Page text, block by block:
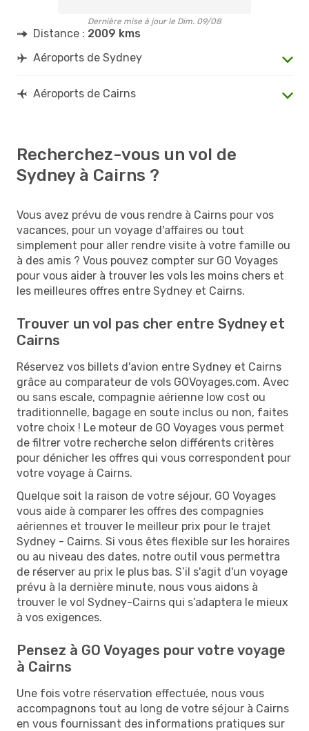
Dernière mise à jour le Dim. 09/08
Distance : 2009 kms
Aéroports de Sydney
Aéroports de Cairns
Recherchez-vous un vol de
Sydney à Cairns ?
Vous avez prévu de vous rendre à Cairns pour vos
vacances, pour un voyage d'affaires ou tout
simplement pour aller rendre visite à votre famille ou
à des amis ? Vous pouvez compter sur GO Voyages
pour vous aider à trouver les vols les moins chers et
les meilleures offres entre Sydney et Cairns.
Trouver un vol pas cher entre Sydney et
Cairns
Réservez vos billets d'avion entre Sydney et Cairns
grâce au comparateur de vols GOVoyages.com. Avec
ou sans escale, compagnie aérienne low cost ou
traditionnelle, bagage en soute inclus ou non, faites
votre choix ! Le moteur de GO Voyages vous permet
de filtrer votre recherche selon différents critères
pour dénicher les offres qui vous correspondent pour
votre voyage à Cairns.
Quelque soit la raison de votre séjour, GO Voyages
vous aide à comparer les offres des compagnies
aériennes et trouver le meilleur prix pour le trajet
Sydney - Cairns. Si vous êtes flexible sur les horaires
ou au niveau des dates, notre outil vous permettra
de réserver au prix le plus bas. S’il s'agit d'un voyage
prévu à la dernière minute, nous vous aidons à
trouver le vol Sydney-Cairns qui s’adaptera le mieux
à vos exigences.
Pensez à GO Voyages pour votre voyage
à Cairns
Une fois votre réservation effectuée, nous vous
accompagnons tout au long de votre séjour à Cairns
en vous fournissant des informations pratiques sur